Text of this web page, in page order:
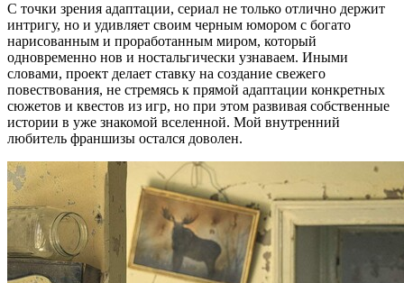
С точки зрения адаптации, сериал не только отлично держит
интригу, но и удивляет своим черным юмором с богато
нарисованным и проработанным миром, который
одновременно нов и ностальгически узнаваем. Иными
словами, проект делает ставку на создание свежего
повествования, не стремясь к прямой адаптации конкретных
сюжетов и квестов из игр, но при этом развивая собственные
истории в уже знакомой вселенной. Мой внутренний
любитель франшизы остался доволен.